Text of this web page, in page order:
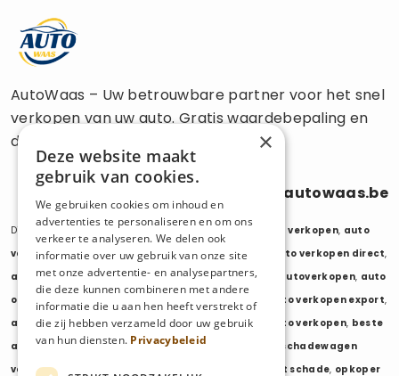
AutoWaas – Uw betrouwbare partner voor het snel
verkopen van uw auto. Gratis waardebepaling en
directe uitbetaling.
info@autowaas.be
Diensten: auto verkopen auto export verkopen, auto
verkopen export,auto verkopen zonder keuring auto verkopen direct,
auto tweedehands verkopen,mijn auto verkopen autoverkopen, auto
opkopers
opkoper auto , export auto verkopen auto verkopen export,
auto opkoper export,opkopen van auto's,oude auto verkopen, beste
auto opkoper,wij kopen auto's,wij kopen uw auto
schadewagen
verkopen
opkoper auto met schade, opkoper
×
Deze website maakt
gebruik van cookies.
We gebruiken cookies om inhoud en
advertenties te personaliseren en om ons
verkeer te analyseren. We delen ook
informatie over uw gebruik van onze site
met onze advertentie- en analysepartners,
die deze kunnen combineren met andere
informatie die u aan hen heeft verstrekt of
die zij hebben verzameld door uw gebruik
van hun diensten. Privacybeleid